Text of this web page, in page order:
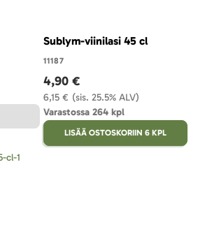
Sublym-viinilasi 45 cl
11187
(sis. 25.5% ALV)
6,15 €
4,90 €
Varastossa 264 kpl
LISÄÄ OSTOSKORIIN 6 KPL